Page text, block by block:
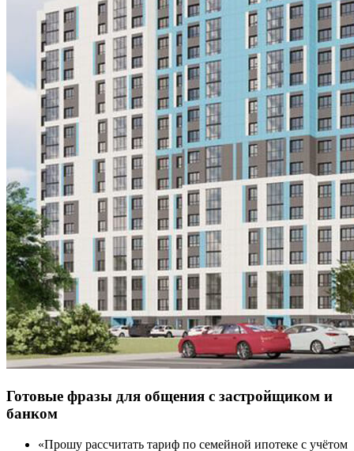
Готовые фразы для общения с застройщиком и
банком
«Прошу рассчитать тариф по семейной ипотеке с учётом